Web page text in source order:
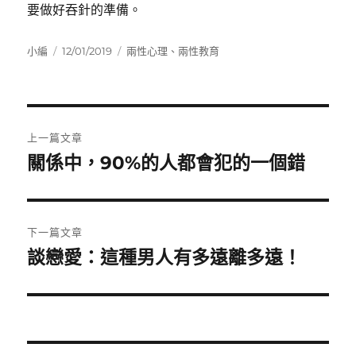
要做好吞針的準備。
作
小編
發
12/01/2019
分
兩性心理 、 兩性教育
章
覽
上一篇文章
上
篇
文
章:
關係中，90%的人都會犯的一個錯
下一篇文章
下
篇
章:
談戀愛：這種男人有多遠離多遠！